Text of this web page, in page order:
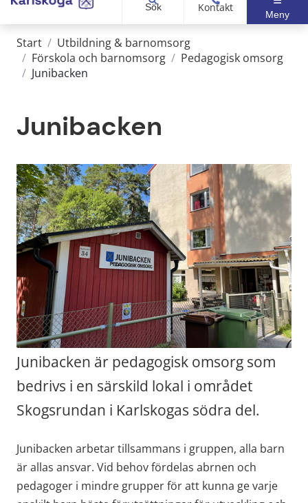
Sök Kontakt
Meny
Start / Utbildning & barnomsorg
/ Förskola och barnomsorg / Pedagogisk omsorg
/ Junibacken
Junibacken
Junibacken är pedagogisk omsorg som
bedrivs i en särskild lokal i området
Skogsrundan i Karlskogas södra del.
Junibacken arbetar tillsammans i gruppen, alla barn
är allas ansvar. Vid behov fördelas abrnen och
pedagoger i mindre grupper för att kunna ge varje